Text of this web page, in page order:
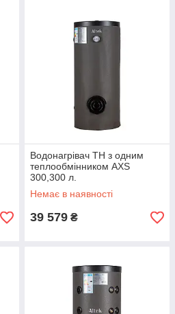
Водонагрівач ТН з одним
теплообмінником AXS
300,300 л.
Немає в наявності
39 579 ₴